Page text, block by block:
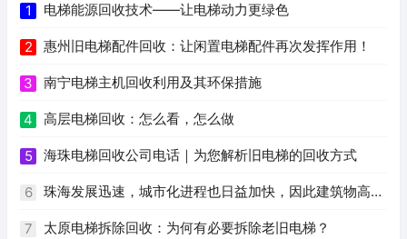
1 电梯能源回收技术——让电梯动力更绿色
2 惠州旧电梯配件回收：让闲置电梯配件再次发挥作用！
3 南宁电梯主机回收利用及其环保措施
4 高层电梯回收：怎么看，怎么做
5 海珠电梯回收公司电话｜为您解析旧电梯的回收方式
6 珠海发展迅速，城市化进程也日益加快，因此建筑物高度
逐年增加，电梯也成为安全、便利、快捷的必需品。旧电梯
7 太原电梯拆除回收：为何有必要拆除老旧电梯？